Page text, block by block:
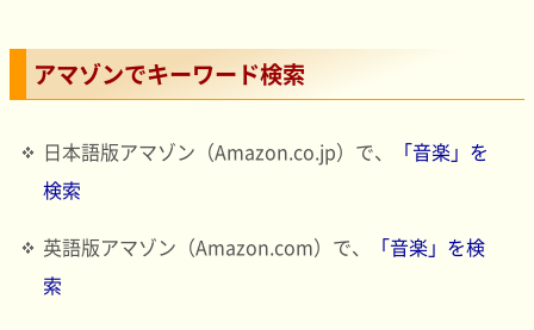
アマゾンでキーワード検索
日本語版アマゾン（Amazon.co.jp）で、
「音楽」を
検索
英語版アマゾン（Amazon.com）で、
「音楽」を検
索